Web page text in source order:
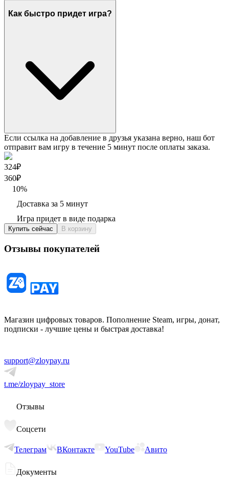
Как быстро придет игра?
Если ссылка на добавление в друзья указана верно, наш бот
отправит вам игру в течение 5 минут после оплаты заказа.
324₽
360₽
10%
Доставка за 5 минут
Игра придет в виде подарка
Купить сейчас В корзину
Отзывы покупателей
Магазин цифровых товаров. Пополнение Steam, игры, донат,
подписки - лучшие цены и быстрая доставка!
support@zloypay.ru
t.me/zloypay_store
Отзывы
Соцсети
Телеграм ВКонтакте YouTube Авито
Документы